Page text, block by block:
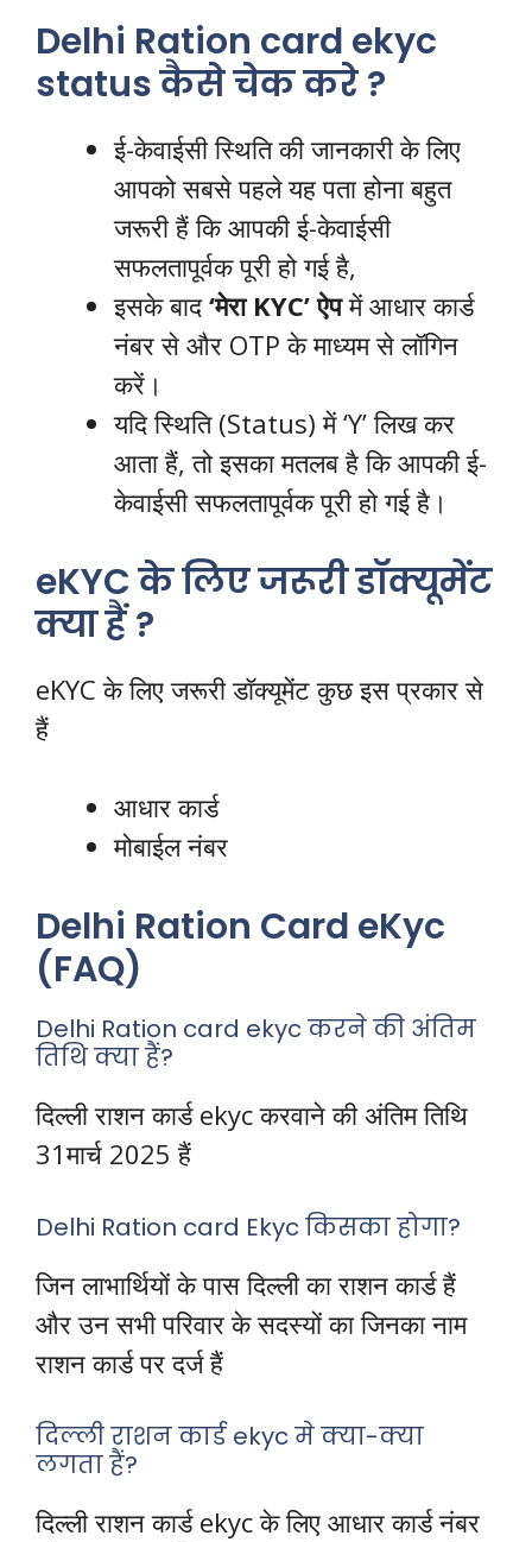
Delhi Ration card ekyc
status कैसे चेक करे ?
ई-केवाईसी स्थिति की जानकारी के लिए
आपको सबसे पहले यह पता होना बहुत
जरूरी हैं कि आपकी ई-केवाईसी
सफलतापूर्वक पूरी हो गई है,
इसके बाद‘मेरा KYC’ ऐपमें आधार कार्ड
नंबर से और OTP के माध्यम से लॉगिन
करें।
यदि स्थिति (Status) में ‘Y’ लिख कर
आता हैं, तो इसका मतलब है कि आपकी ई-
केवाईसी सफलतापूर्वक पूरी हो गई है।
eKYC के लिए जरूरी डॉक्यूमेंट
क्या हैं ?
eKYC के लिए जरूरी डॉक्यूमेंट कुछ इस प्रकार से
हैं
आधार कार्ड
मोबाईल नंबर
Delhi Ration Card eKyc
(FAQ)
Delhi Ration card ekyc करने की अंतिम
तिथि क्या हैं?
दिल्ली राशन कार्ड ekyc करवाने की अंतिम तिथि
31मार्च 2025 हैं
Delhi Ration card Ekyc किसका होगा?
जिन लाभार्थियों के पास दिल्ली का राशन कार्ड हैं
और उन सभी परिवार के सदस्यों का जिनका नाम
राशन कार्ड पर दर्ज हैं
दिल्ली राशन कार्ड ekyc मे क्या-क्या
लगता हैं?
दिल्ली राशन कार्ड ekyc के लिए आधार कार्ड नंबर